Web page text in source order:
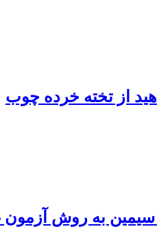
از تخته ‏خرده‏ چوب
به روش